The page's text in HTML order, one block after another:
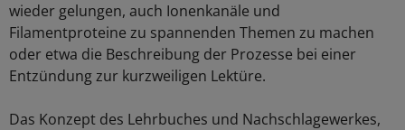
wieder gelungen, auch Ionenkanäle und
Filamentproteine zu spannenden Themen zu machen
oder etwa die Beschreibung der Prozesse bei einer
Entzündung zur kurzweiligen Lektüre.
Das Konzept des Lehrbuches und Nachschlagewerkes,